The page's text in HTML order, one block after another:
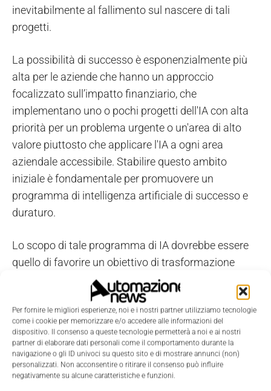
Per fornire le migliori esperienze, noi e i nostri partner utilizziamo tecnologie
come i cookie per memorizzare e/o accedere alle informazioni del
dispositivo. Il consenso a queste tecnologie permetterà a noi e ai nostri
partner di elaborare dati personali come il comportamento durante la
navigazione o gli ID univoci su questo sito e di mostrare annunci (non)
personalizzati. Non acconsentire o ritirare il consenso può influire
negativamente su alcune caratteristiche e funzioni.
inevitabilmente al fallimento sul nascere di tali
progetti.
La possibilità di successo è esponenzialmente più
alta per le aziende che hanno un approccio
focalizzato sull’impatto finanziario, che
implementano uno o pochi progetti dell'IA con alta
priorità per un problema urgente o un'area di alto
valore piuttosto che applicare l'IA a ogni area
aziendale accessibile. Stabilire questo ambito
iniziale è fondamentale per promuovere un
programma di intelligenza artificiale di successo e
duraturo.
Lo scopo di tale programma di IA dovrebbe essere
quello di favorire un obiettivo di trasformazione
digitale. I leader aziendali dovrebbero fermarsi e
chiedersi: in che modo questo progetto IA offre alla
nostra organizzazione una nuova capacità che
aiuterà a raggiungere gli obiettivi DX?
3. Implementare un progetto basato sull'IA di alto
valore all'interno del proprio programma DX